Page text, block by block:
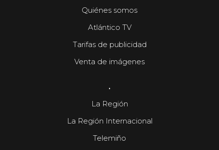
Quiénes somos
Atlántico TV
Tarifas de publicidad
Venta de imágenes
.
La Región
La Región Internacional
Telemiño